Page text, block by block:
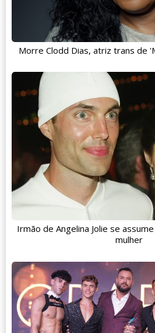
Morre Clodd Dias, atriz trans de
Irmão de Angelina Jolie se
mulher